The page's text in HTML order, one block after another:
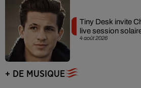
4 août 2026
Tiny Desk invite
live session
+ DE MUSIQUE